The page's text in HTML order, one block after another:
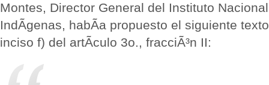
Montes, Director General del Instituto
IndÃ­genas, habÃ­a propuesto el siguiente
inciso f) del artÃ­culo 3o., fracciÃ³n II: